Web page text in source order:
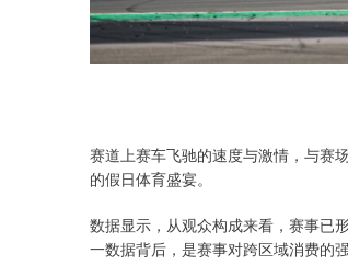
赛道上赛车飞驰的速度与激情，与
的假日体育盛宴。
数据显示，从观众构成来看，赛事已
一数据背后，是赛事对跨区域消费的